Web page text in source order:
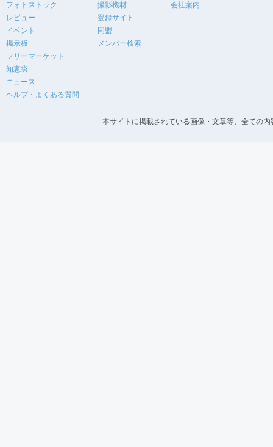
フォトストック
レビュー
イベント
掲示板
フリーマーケット
知恵袋
ニュース
ヘルプ・よくある質問
撮影機材
登録サイト
同盟
メンバー検索
会社案内
本サイトに掲載されている画像・文章等、全ての